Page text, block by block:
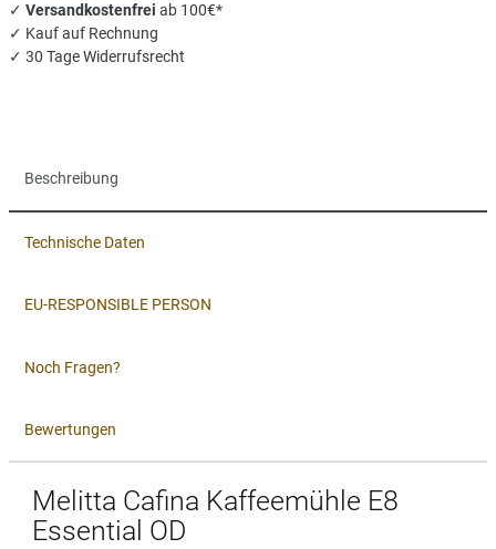
✓ Versandkostenfrei ab 100€*
✓ Kauf auf Rechnung
✓ 30 Tage Widerrufsrecht
Beschreibung
Technische Daten
EU-RESPONSIBLE PERSON
Noch Fragen?
Bewertungen
Melitta Cafina Kaffeemühle E8
Essential OD